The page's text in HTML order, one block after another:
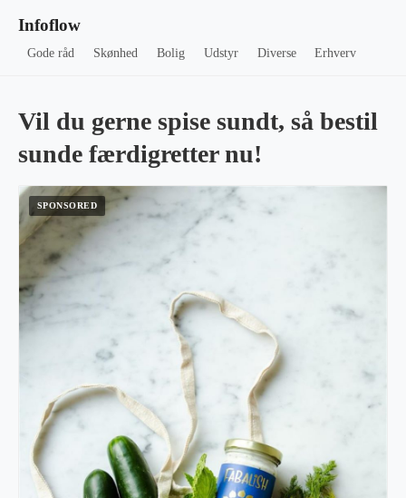
Infoflow
Gode råd Skønhed Bolig Udstyr Diverse Erhverv
Vil du gerne spise sundt, så bestil
sunde færdigretter nu!